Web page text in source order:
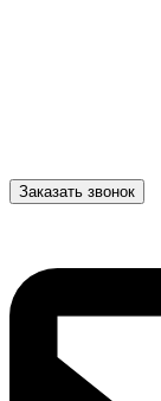
Заказать звонок